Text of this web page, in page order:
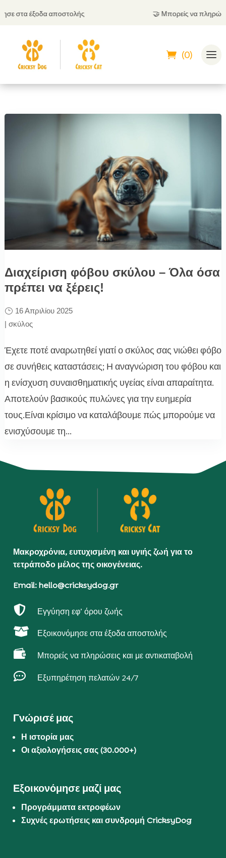
στα έξοδα αποστολής Μπορείς να πληρώσεις
(0)
Διαχείριση φόβου σκύλου – Όλα όσα
πρέπει να ξέρεις!
16 Απριλίου 2025
| σκύλος
Έχετε ποτέ αναρωτηθεί γιατί ο σκύλος σας νιώθει φόβο
σε συνήθεις καταστάσεις; Η αναγνώριση του φόβου και
η ενίσχυση συναισθηματικής υγείας είναι απαραίτητα.
Αποτελούν βασικούς πυλώνες για την ευημερία
τους.Είναι κρίσιμο να καταλάβουμε πώς μπορούμε να
ενισχύσουμε τη...
Μακροχρόνια, ευτυχισμένη και υγιής ζωή για το
τετράποδο μέλος της οικογένειας.
Email: hello@cricksydog.gr
 Εγγύηση εφ’ όρου ζωής
 Εξοικονόμησε στα έξοδα αποστολής
 Μπορείς να πληρώσεις και με αντικαταβολή
 Εξυπηρέτηση πελατών 24/7
Γνώρισέ μας
Η ιστορία μας
Οι αξιολογήσεις σας (30.000+)
Εξοικονόμησε μαζί μας
Προγράμματα εκτροφέων
Συχνές ερωτήσεις και συνδρομή CricksyDog